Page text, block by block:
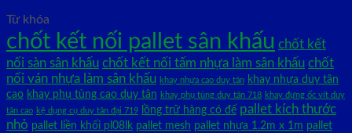
Từ khóa
chốt kết nối pallet sân khấu chốt kết
nối sàn sân khấu chốt kết nối tấm nhựa làm sân khấu chốt
nối ván nhựa làm sân khấu khay nhựa cao duy tân khay nhựa duy tân
cao khay phụ tùng cao duy tân khay phụ tùng duy tân 718 khay đựng ốc vít duy
tân cao kệ dụng cụ duy tân đại 719 lồng trữ hàng có đế pallet kích thước
nhỏ pallet liền khối pl08lk pallet mesh pallet nhựa 1.2m x 1m pallet